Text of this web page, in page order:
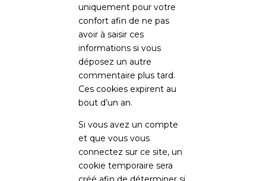
uniquement pour votre
confort afin de ne pas
avoir à saisir ces
informations si vous
déposez un autre
commentaire plus tard.
Ces cookies expirent au
bout d’un an.
Si vous avez un compte
et que vous vous
connectez sur ce site, un
cookie temporaire sera